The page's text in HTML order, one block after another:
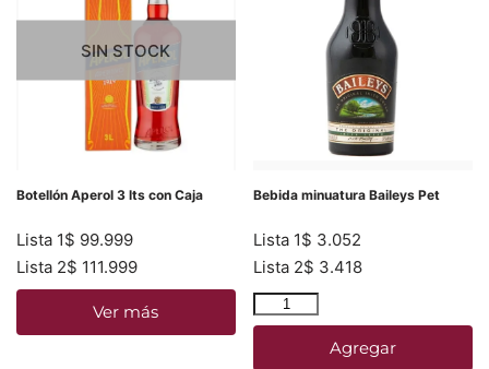
SIN STOCK
Botellón Aperol 3 lts con Caja
Lista 1$ 99.999
Lista 2$ 111.999
Ver más
Bebida minuatura Baileys Pet
Lista 1$ 3.052
Lista 2$ 3.418
Agregar